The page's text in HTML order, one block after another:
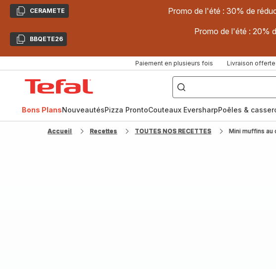
CopierCERAMETE Promo de l'été : 30% de
CopierBBQETE26
Promo de l'été : 20%
Paiement en plusieurs fois Livraison
["Poêles
inox,
Cake
Factory,
Bons PlansNouveautésPizza ProntoCouteaux EversharpPoêles &
Accueil Recettes TOUTES NOS RECETTES Mini muffins au